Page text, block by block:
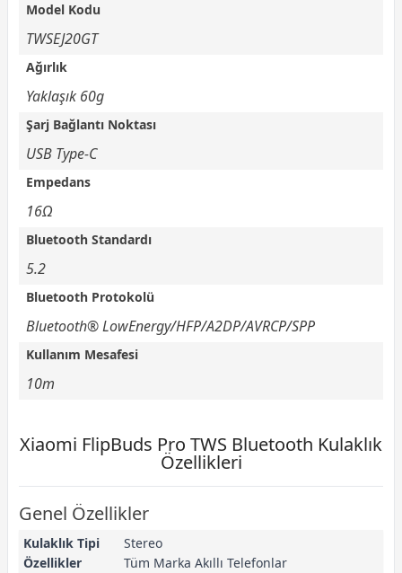
Model Kodu
TWSEJ20GT
Ağırlık
Yaklaşık 60g
Şarj Bağlantı Noktası
USB Type-C
Empedans
16Ω
Bluetooth Standardı
5.2
Bluetooth Protokolü
Bluetooth® LowEnergy/HFP/A2DP/AVRCP/SPP
Kullanım Mesafesi
10m
Xiaomi FlipBuds Pro TWS Bluetooth Kulaklık
Özellikleri
Genel Özellikler
Kulaklık Tipi
Stereo
Özellikler
Tüm Marka Akıllı Telefonlar